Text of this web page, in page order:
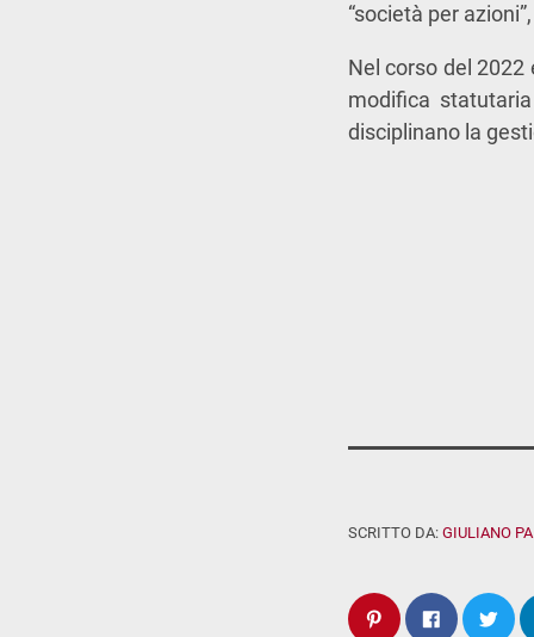
“società per
Nel corso del
modifica
disciplinano la
SCRITTO DA: GIULIANO